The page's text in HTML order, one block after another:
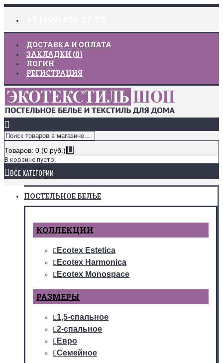
ДОСТАВКА И ОПЛАТА
ЗАКЛАДКИ (0)
ЛОГИН
РЕГИСТРАЦИЯ
Товаров: 0 (0 руб.)
В корзине пусто!
ВСЕ КАТЕГОРИИ
ПОСТЕЛЬНОЕ БЕЛЬЕ
КОЛЛЕКЦИИ
Ecotex Estetica
Ecotex Harmonica
Ecotex Monospace
РАЗМЕРЫ
1,5-спальное
2-спальное
Евро
Семейное